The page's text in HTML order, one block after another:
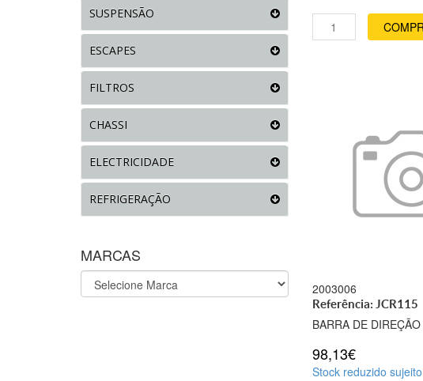
SUSPENSÃO
ESCAPES
FILTROS
CHASSI
ELECTRICIDADE
REFRIGERAÇÃO
MARCAS
2003006
Referência: JCR115
BARRA DE DIREÇÃO
98,13€
Stock reduzido